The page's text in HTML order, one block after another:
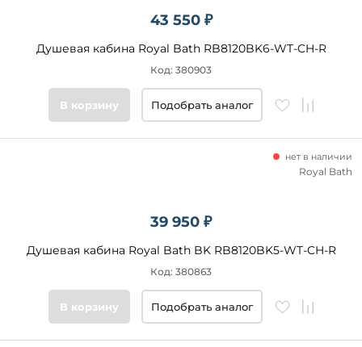
43 550 ₽
Душевая кабина Royal Bath RB8120BK6-WT-CH-R
Код: 380903
В корзину Подобрать аналог
39 950 ₽
Душевая кабина Royal Bath BK RB8120BK5-WT-CH-R
нет в наличии
Код: 380863
Royal Bath
В корзину Подобрать аналог